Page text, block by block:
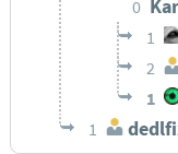
0
1
2
1
1